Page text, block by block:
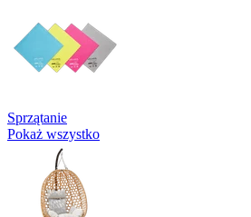
Sprzątanie
Pokaż wszystko